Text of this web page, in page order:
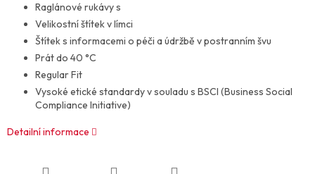
Raglánové rukávy s
Velikostní štítek v límci
Štítek s informacemi o péči a údržbě v postranním švu
Prát do 40 °C
Regular Fit
Vysoké etické standardy v souladu s BSCI (Business Social
Compliance Initiative)
Detailní informace